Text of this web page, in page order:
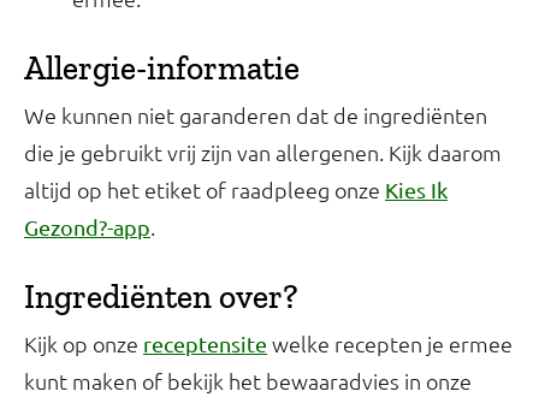
Allergie-informatie
We kunnen niet garanderen dat de ingrediënten
die je gebruikt vrij zijn van allergenen. Kijk daarom
altijd op het etiket of raadpleeg onze Kies Ik
Gezond?-app
Ingrediënten over?
Kijk op onze receptensite welke recepten je ermee
kunt maken of bekijk het bewaaradvies in onze